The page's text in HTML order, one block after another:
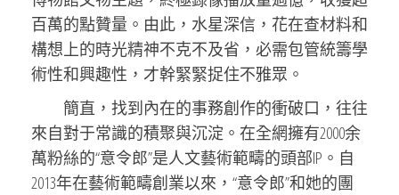
百萬的點贊量。由此，水星深信，花在查材料和
構想上的時光精神不克不及省，必需包管統籌學
術性和興趣性，才幹緊緊捉住不雅眾。
簡直，找到內在的事務創作的衝破口，往往
來自對于常識的積聚與沉淀。在全網擁有2000余
萬粉絲的“意令郎”是人文藝術範疇的頭部IP。自
2013年在藝術範疇創業以來，“意令郎”和她的團